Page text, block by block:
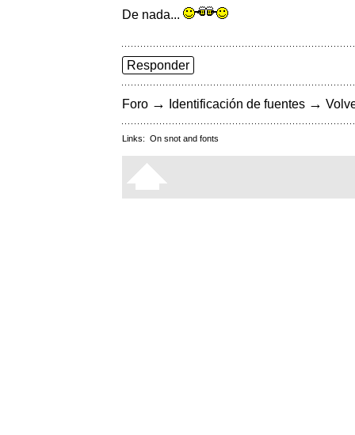
De nada...
Responder
Foro → Identificación de fuentes →
Links: On snot and fonts